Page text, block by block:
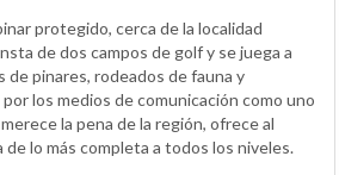
protegido, cerca de la localidad
de dos campos de golf y se juega a
de pinares, rodeados de fauna y
los medios de comunicación como uno
la pena de la región, ofrece al
lo más completa a todos los niveles.